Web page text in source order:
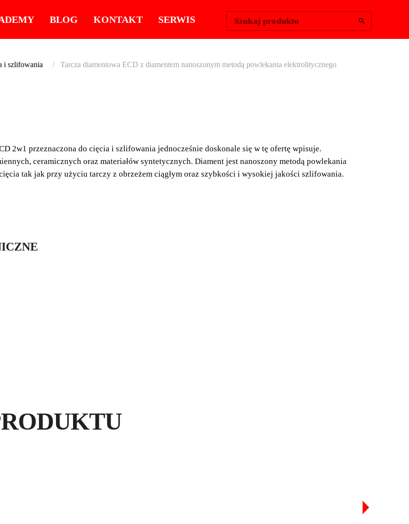
BLOG KONTAKT SERWIS Szukaj produktu
i szlifowania Tarcza diamentowa ECD z diamentem nanoszonym metodą powlekania elektrolitycznego
NANOSZONYM
METODĄ
2w1 przeznaczona do cięcia i szlifowania jednocześnie doskonale się w tę ofertę wpisuje.
ceramicznych oraz materiałów syntetycznych. Diament jest nanoszony metodą powlekania
tak jak przy użyciu tarczy z obrzeżem ciągłym oraz szybkości i wysokiej jakości szlifowania.